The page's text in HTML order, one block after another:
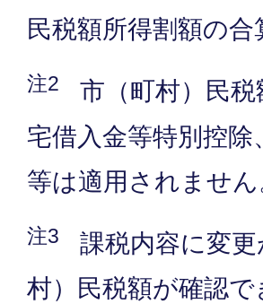
民税額所得割額の合
注2 市（町村）民
宅借入金等特別控
等は適用されません
注3 課税内容に変
村）民税額が確認